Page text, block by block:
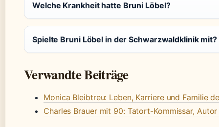
Welche Krankheit hatte Bruni Löbel?
Spielte Bruni Löbel in der Schwarzwaldklinik mit?
Verwandte Beiträge
Monica Bleibtreu: Leben, Karriere und Familie
Charles Brauer mit 90: Tatort-Kommissar,